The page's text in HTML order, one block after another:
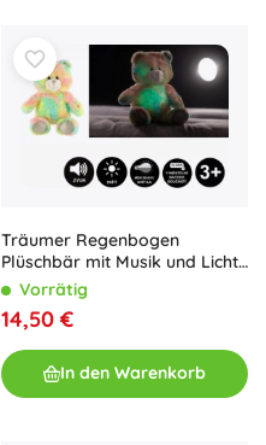
Träumer Regenbogen
Plüschbär mit Musik und Licht
40 cm
Vorrätig
14,50 €
In den Warenkorb